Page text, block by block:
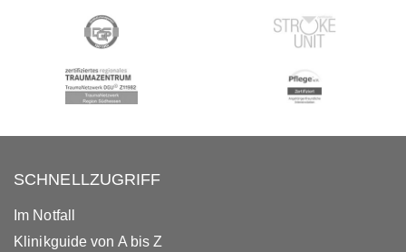
SCHNELLZUGRIFF
Im Notfall
Klinikguide von A bis Z